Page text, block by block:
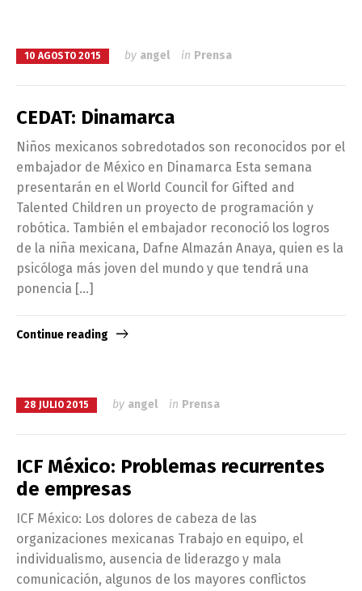
10 AGOSTO 2015 by angel in Prensa
CEDAT: Dinamarca
Niños mexicanos sobredotados son reconocidos por el
embajador de México en Dinamarca Esta semana
presentarán en el World Council for Gifted and
Talented Children un proyecto de programación y
robótica. También el embajador reconoció los logros
de la niña mexicana, Dafne Almazán Anaya, quien es la
psicóloga más joven del mundo y que tendrá una
ponencia […]
Continue reading
28 JULIO 2015 by angel in Prensa
ICF México: Problemas recurrentes
de empresas
ICF México: Los dolores de cabeza de las
organizaciones mexicanas Trabajo en equipo, el
individualismo, ausencia de liderazgo y mala
comunicación, algunos de los mayores conflictos